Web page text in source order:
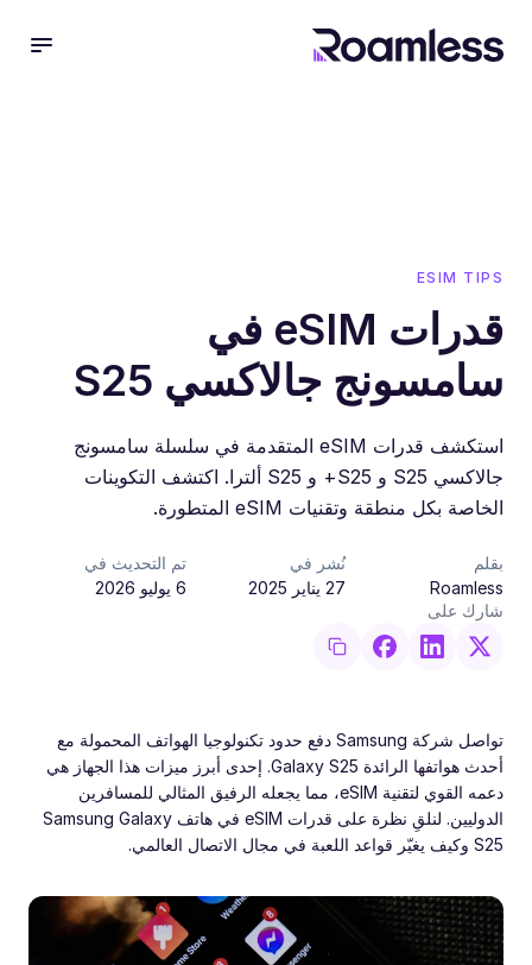
ESIM TIPS
قدرات eSIM في
سامسونج جالاكسي S25
استكشف قدرات eSIM المتقدمة في سلسلة سامسونج
جالاكسي S25 و S25+ و S25 ألترا. اكتشف التكوينات
الخاصة بكل منطقة وتقنيات eSIM المتطورة.
بقلم
Roamless
نُشر في
27 يناير 2025
تم التحديث في
6 يوليو 2026
شارك على
تواصل شركة Samsung دفع حدود تكنولوجيا الهواتف المحمولة مع
أحدث هواتفها الرائدة Galaxy S25. إحدى أبرز ميزات هذا الجهاز هي
دعمه القوي لتقنية eSIM، مما يجعله الرفيق المثالي للمسافرين
الدوليين. لنلقِ نظرة على قدرات eSIM في هاتف Samsung Galaxy
S25 وكيف يغيّر قواعد اللعبة في مجال الاتصال العالمي.